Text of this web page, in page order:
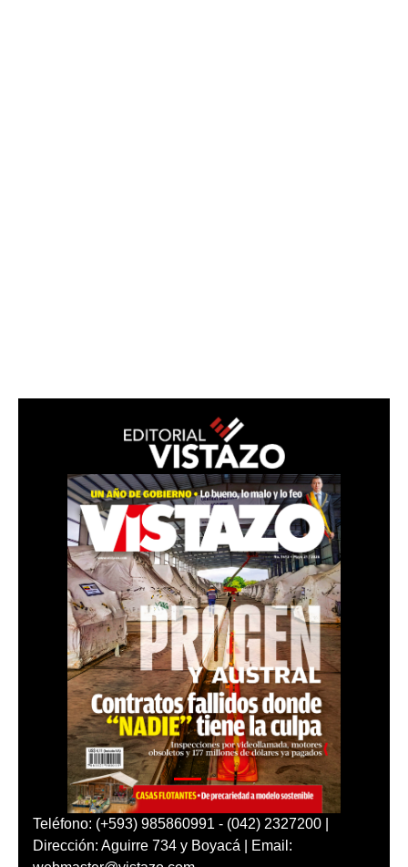
Teléfono: (+593) 985860991 - (042) 2327200 |
Dirección: Aguirre 734 y Boyacá | Email: